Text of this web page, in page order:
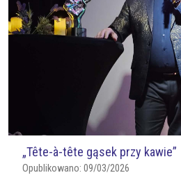
„Tête-à-tête gąsek przy kawie”
Opublikowano: 09/03/2026